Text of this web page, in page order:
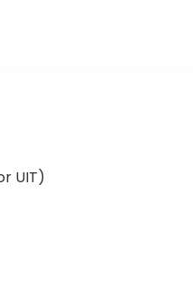
UIT)